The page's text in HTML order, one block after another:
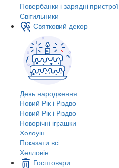
Повербанки і зарядні пристрої
Світильники
Святковий декор
День народження
Новий Рік і Різдво
Новий Рік і Різдво
Новорічні іграшки
Хелоуін
Показати всі
Хелловін
Госптовари